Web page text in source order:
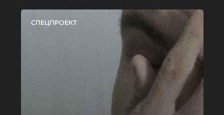
СПЕЦПРОЕКТ